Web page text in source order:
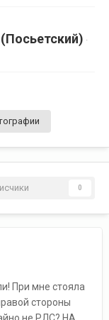
·
0
При мне стояла
стороны
не РЛС? НА